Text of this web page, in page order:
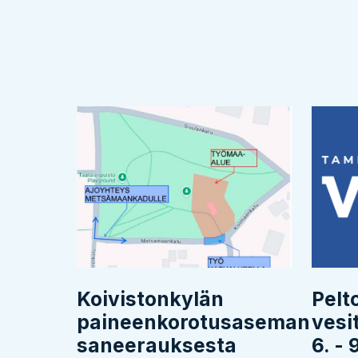
Koivistonkylän
paineenkorotusaseman
saneerauksesta
6. -